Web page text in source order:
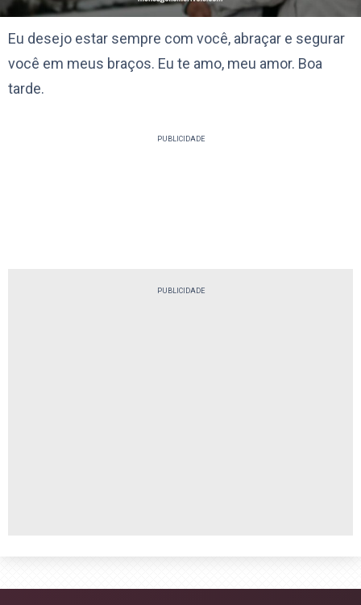
Eu desejo estar sempre com você, abraçar e segurar
você em meus braços. Eu te amo, meu amor. Boa
tarde.
PUBLICIDADE
PUBLICIDADE